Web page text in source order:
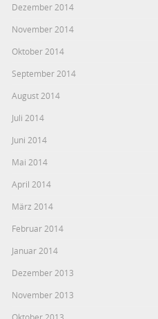
Dezember 2014
November 2014
Oktober 2014
September 2014
August 2014
Juli 2014
Juni 2014
Mai 2014
April 2014
März 2014
Februar 2014
Januar 2014
Dezember 2013
November 2013